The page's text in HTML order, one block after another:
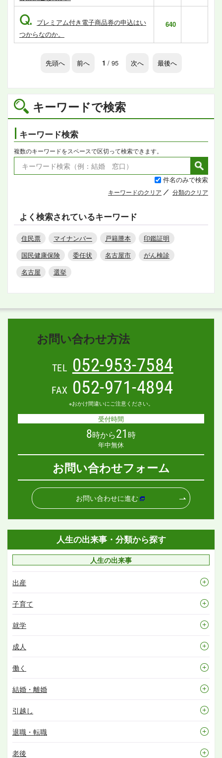
キーワードで検索
キーワード検索
複数のキーワードをスペースで区切って検索できます。
件名のみで検索
キーワードのクリア 分類のクリア
よく検索されているキーワード
住民票 マイナンバー 戸籍謄本
印鑑証明
国民健康保険
委任状 名古屋市
がん検診
名古屋
選挙
Q. プレミアム付き電子商品券の申込はい
つからなのか。
640
先頭へ 前へ 1 / 95 次へ 最後へ
お問い合わせ方法
TEL 052-953-7584
FAX 052-971-4894
※おかけ間違いにご注意ください。
受付時間
8時から21 時
年中無休
お問い合わせフォーム
お問い合わせに進む
人生の出来事・分類から探す
人生の出来事
出産
子育て
就学
成人
働く
結婚・離婚
引越し
退職・転職
老後